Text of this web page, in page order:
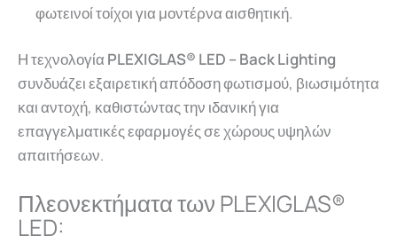
φωτεινοί τοίχοι για μοντέρνα αισθητική.
Η τεχνολογία PLEXIGLAS® LED – Back Lighting
συνδυάζει εξαιρετική απόδοση φωτισμού, βιωσιμότητα
και αντοχή, καθιστώντας την ιδανική για
επαγγελματικές εφαρμογές σε χώρους υψηλών
απαιτήσεων.
Πλεονεκτήματα των PLEXIGLAS®
LED: